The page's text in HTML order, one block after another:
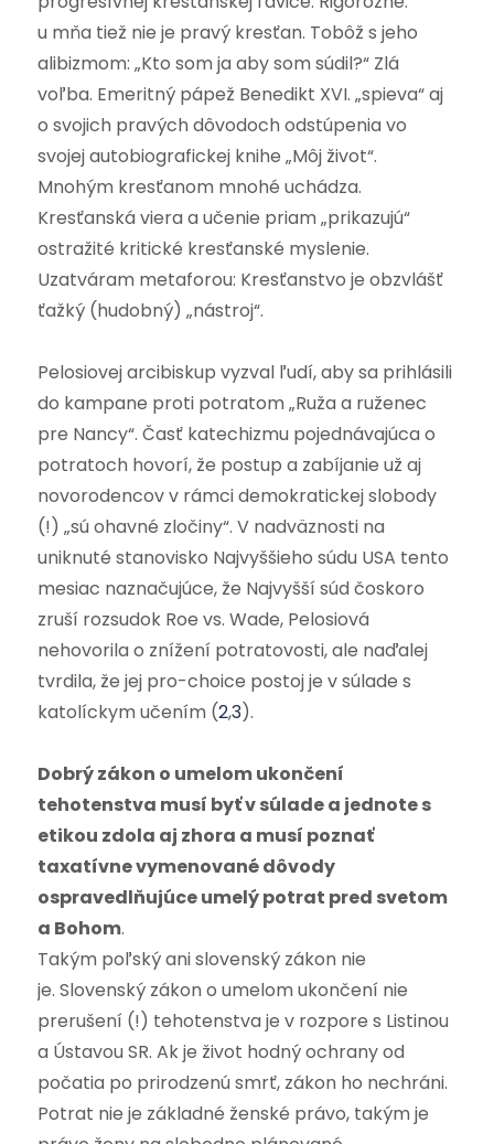
u mňa tiež nie je pravý kresťan. Tobôž s jeho
alibizmom: „Kto som ja aby som súdil?“ Zlá
voľba. Emeritný pápež Benedikt XVI. „spieva“ aj
o svojich pravých dôvodoch odstúpenia vo
svojej autobiografickej knihe „Môj život“.
Mnohým kresťanom mnohé uchádza.
Kresťanská viera a učenie priam „prikazujú“
ostražité kritické kresťanské myslenie.
Uzatváram metaforou: Kresťanstvo je obzvlášť
ťažký (hudobný) „nástroj“.
Pelosiovej arcibiskup vyzval ľudí, aby sa prihlásili
do kampane proti potratom „Ruža a ruženec
pre Nancy“. Časť katechizmu pojednávajúca o
potratoch hovorí, že postup a zabíjanie už aj
novorodencov v rámci demokratickej slobody
(!) „sú ohavné zločiny“. V nadväznosti na
uniknuté stanovisko Najvyššieho súdu USA tento
mesiac naznačujúce, že Najvyšší súd čoskoro
zruší rozsudok Roe vs. Wade, Pelosiová
nehovorila o znížení potratovosti, ale naďalej
tvrdila, že jej pro-choice postoj je v súlade s
katolíckym učením (2,3).
Dobrý zákon o umelom ukončení
tehotenstva musí byť v súlade a jednote s
etikou zdola aj zhora a musí poznať
taxatívne vymenované dôvody
ospravedlňujúce umelý potrat pred svetom
a Bohom.
Takým poľský ani slovenský zákon nie
je. Slovenský zákon o umelom ukončení nie
prerušení (!) tehotenstva je v rozpore s Listinou
a Ústavou SR. Ak je život hodný ochrany od
počatia po prirodzenú smrť, zákon ho nechráni.
Potrat nie je základné ženské právo, takým je